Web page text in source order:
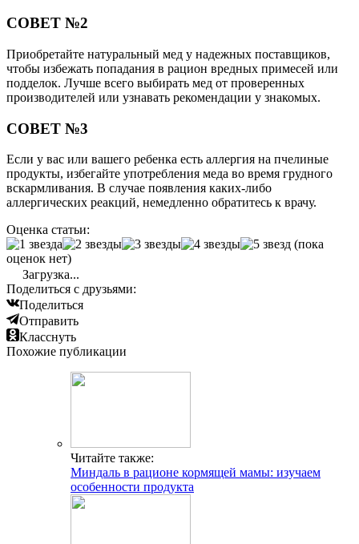
СОВЕТ №2
Приобретайте натуральный мед у надежных поставщиков,
чтобы избежать попадания в рацион вредных примесей или
подделок. Лучше всего выбирать мед от проверенных
производителей или узнавать рекомендации у знакомых.
СОВЕТ №3
Если у вас или вашего ребенка есть аллергия на пчелиные
продукты, избегайте употребления меда во время грудного
вскармливания. В случае появления каких-либо
аллергических реакций, немедленно обратитесь к врачу.
Оценка статьи:
(пока
оценок нет)
Загрузка...
Поделиться с друзьями:
Поделиться
Отправить
Класснуть
Похожие публикации
Читайте также:
Миндаль в рационе кормящей мамы: изучаем
особенности продукта